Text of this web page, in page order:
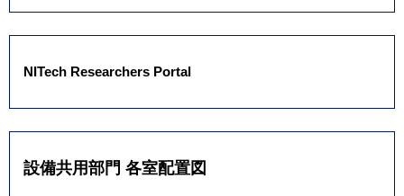
NITech Researchers Portal
設備共用部門 各室配置図